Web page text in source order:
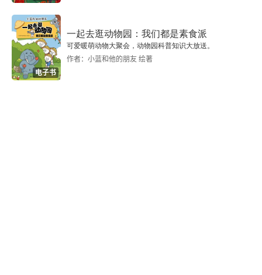
电子书
一起去逛动物园：我们都是素食派
可爱暖萌动物大聚会，动物园科普知识大放送。
作者：小蓝和他的朋友 绘著